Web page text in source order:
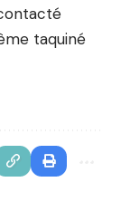
taquiné